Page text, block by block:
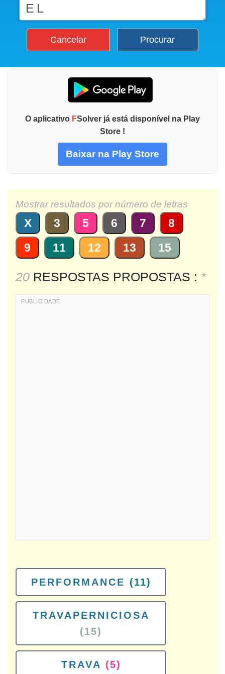
Cancelar Procurar
O aplicativo FSolver já está disponível na Play
Store !
Baixar na Play Store
Mostrar resultados por número de letras
X 3 5 6 7
8
9
11 12 13 15
20 RESPOSTAS PROPOSTAS : *
PERFORMANCE (11)
TRAVAPERNICIOSA
(15)
TRAVA (5)